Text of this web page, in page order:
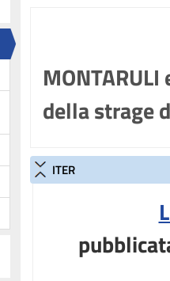
della strage
ITER